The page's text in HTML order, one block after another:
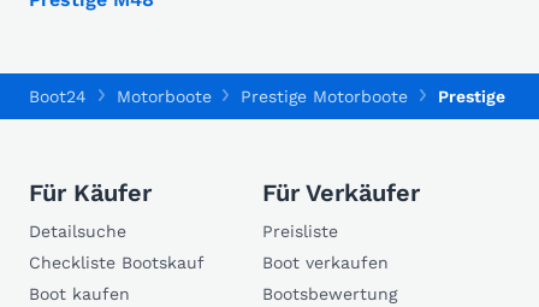
Boot24 Motorboote Prestige Motorboote Prestige
Für Käufer
Detailsuche
Checkliste Bootskauf
Boot kaufen
Für Verkäufer
Preisliste
Boot verkaufen
Bootsbewertung